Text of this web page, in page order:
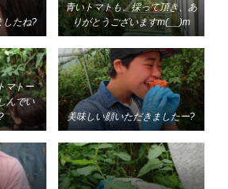
したね?
青いトマトも、採って頂き、あ
りがとうございますm(__)m
マトー
んでい
美味しい顔いただきましたー?